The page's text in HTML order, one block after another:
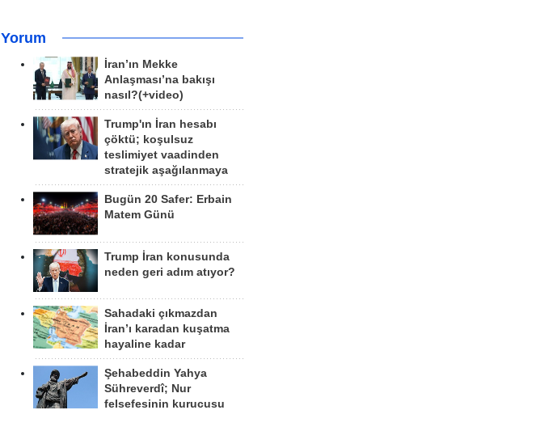
Yorum
İran’ın Mekke
Anlaşması’na bakışı
nasıl?(+video)
Trump'ın İran hesabı
çöktü; koşulsuz
teslimiyet vaadinden
stratejik aşağılanmaya
Bugün 20 Safer: Erbain
Matem Günü
Trump İran konusunda
neden geri adım atıyor?
Sahadaki çıkmazdan
İran’ı karadan kuşatma
hayaline kadar
Şehabeddin Yahya
Sühreverdî; Nur
felsefesinin kurucusu